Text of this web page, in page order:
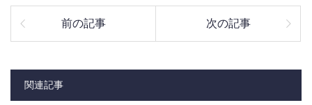
前の記事 次の記事
関連記事